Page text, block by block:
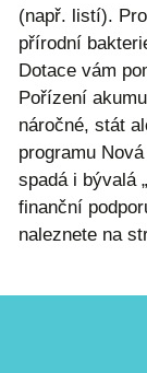
(např. listí).
přírodní
Dotace vám
Pořízení
náročné, stát
programu
spadá i bývalá
finanční
naleznete na